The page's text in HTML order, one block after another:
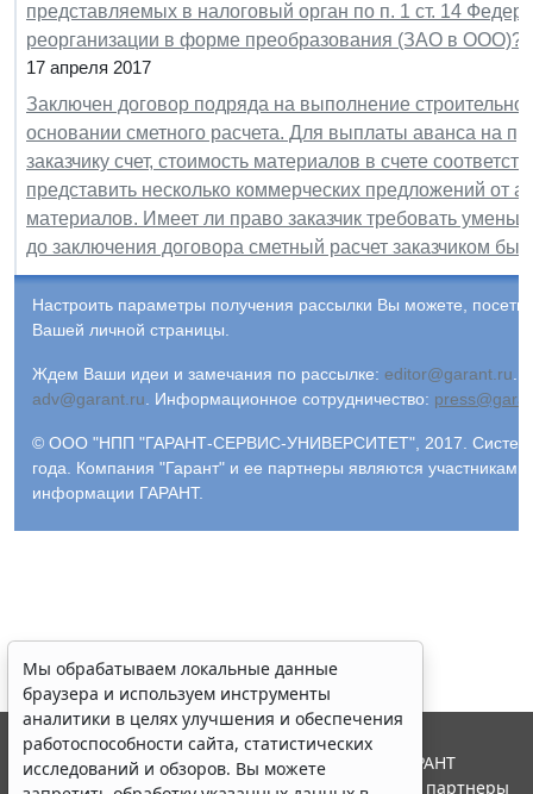
представляемых в налоговый орган по п. 1 ст. 14
реорганизации в форме преобразования (ЗАО в ООО)?
17 апреля 2017
Заключен договор подряда на выполнение
основании сметного расчета. Для выплаты аванса на
заказчику счет, стоимость материалов в счете
представить несколько коммерческих предложений от
материалов. Имеет ли право заказчик требовать
до заключения договора сметный расчет заказчиком
Настроить параметры получения рассылки Вы можете,
Вашей личной страницы.
Ждем Ваши идеи и замечания по рассылке: editor@garant.ru.
adv@garant.ru. Информационное сотрудничество:
© ООО "НПП "ГАРАНТ-СЕРВИС-УНИВЕРСИТЕТ", 2017. Система
года. Компания "Гарант" и ее партнеры являются
информации ГАРАНТ.
Мы обрабатываем локальные данные
браузера и используем инструменты
аналитики в целях улучшения и обеспечения
работоспособности сайта, статистических
исследований и обзоров. Вы можете
© ООО "НПП "ГАРАНТ-СЕРВИС", 2026. Система ГАРАНТ
выпускается с 1990 года. Компания "Гарант" и ее партнеры